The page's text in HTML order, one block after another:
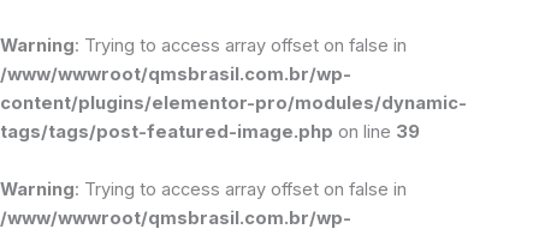
Warning: Trying to access array offset on false in
/www/wwwroot/qmsbrasil.com.br/wp-
content/plugins/elementor-pro/modules/dynamic-
tags/tags/post-featured-image.php on line 39
Warning: Trying to access array offset on false in
/www/wwwroot/qmsbrasil.com.br/wp-